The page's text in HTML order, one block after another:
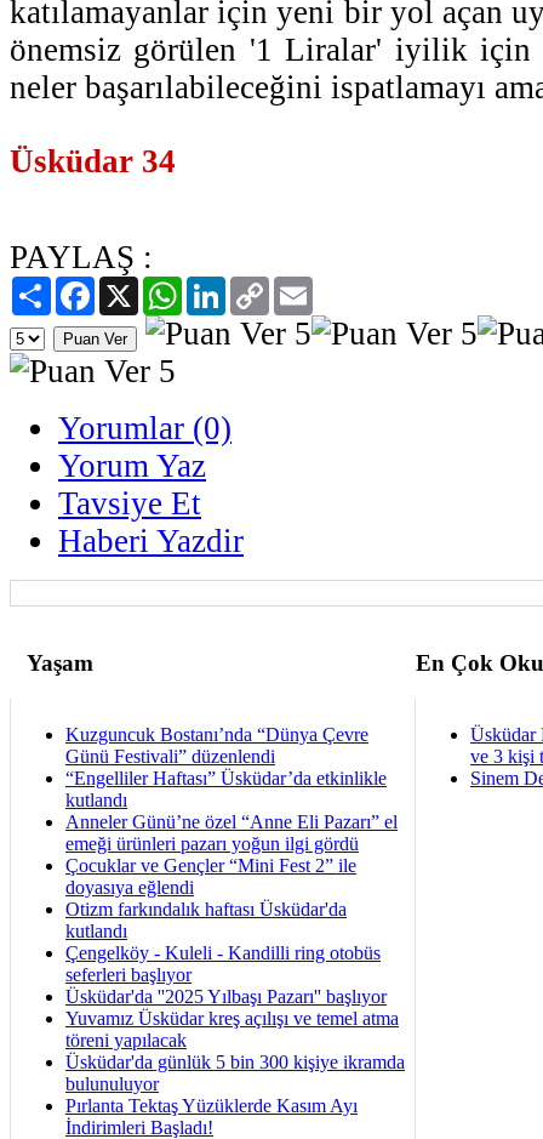
katılamayanlar için yeni bir yol açan
önemsiz görülen '1 Liralar' iyilik için
neler başarılabileceğini ispatlamayı
Üsküdar 34
PAYLAŞ :
PaylaşFacebook
X WhatsAppLinkedIn
Copy
Link
Yorumlar (0)
Yorum Yaz
Tavsiye Et
Haberi Yazdir
Yaşam En Çok
Kuzguncuk Bostanı’nda “Dünya Çevre
Günü Festivali” düzenlendi
“Engelliler Haftası” Üsküdar’da etkinlikle
kutlandı
Anneler Günü’ne özel “Anne Eli Pazarı” el
emeği ürünleri pazarı yoğun ilgi gördü
Çocuklar ve Gençler “Mini Fest 2” ile
doyasıya eğlendi
Otizm farkındalık haftası Üsküdar'da
kutlandı
Çengelköy - Kuleli - Kandilli ring otobüs
seferleri başlıyor
Üsküdar'da ''2025 Yılbaşı Pazarı'' başlıyor
Yuvamız Üsküdar kreş açılışı ve temel atma
töreni yapılacak
Üsküdar'da günlük 5 bin 300 kişiye ikramda
bulunuluyor
Pırlanta Tektaş Yüzüklerde Kasım Ayı
İndirimleri Başladı!
Üsküdar
ve 3 kişi
Sinem